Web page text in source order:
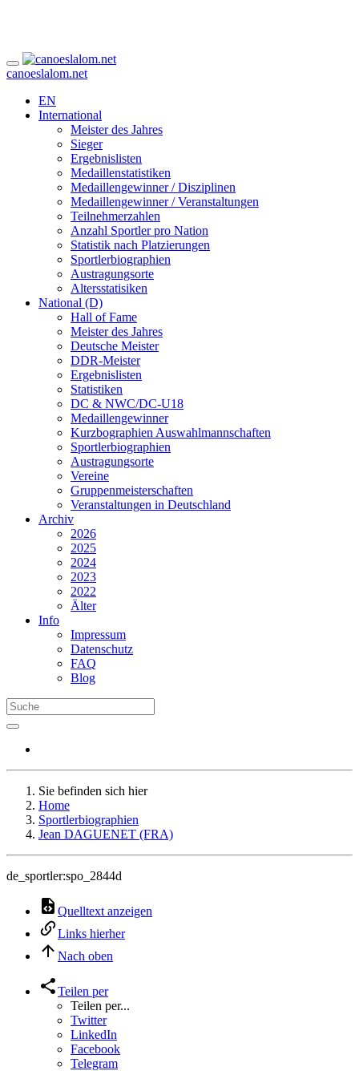
canoeslalom.net
EN
International
Meister des Jahres
Sieger
Ergebnislisten
Medaillenstatistiken
Medaillengewinner / Disziplinen
Medaillengewinner / Veranstaltungen
Teilnehmerzahlen
Anzahl Sportler pro Nation
Statistik nach Platzierungen
Sportlerbiographien
Austragungsorte
Altersstatisiken
National (D)
Hall of Fame
Meister des Jahres
Deutsche Meister
DDR-Meister
Ergebnislisten
Statistiken
DC & NWC/DC-U18
Medaillengewinner
Kurzbographien Auswahlmannschaften
Sportlerbiographien
Austragungsorte
Vereine
Gruppenmeisterschaften
Veranstaltungen in Deutschland
Archiv
2026
2025
2024
2023
2022
Älter
Info
Impressum
Datenschutz
FAQ
Blog
Sie befinden sich hier
Home
Sportlerbiographien
Jean DAGUENET (FRA)
de_sportler:spo_2844d
Quelltext anzeigen
Links hierher
Nach oben
Teilen per
Teilen per...
Twitter
LinkedIn
Facebook
Telegram